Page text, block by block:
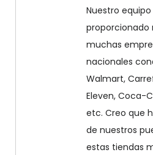
Nuestro
proporcionado
muchas
nacionales
Walmart,
Eleven, Coca-
etc. Creo que
de nuestros
estas tiendas